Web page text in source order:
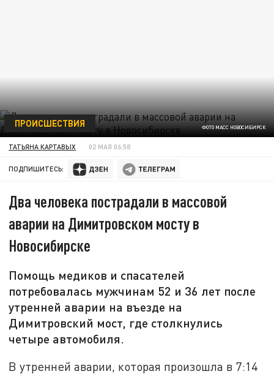
ФОТО МАСС НОВОСИБИРСК
ПРОИСШЕСТВИЯ
ТАТЬЯНА КАРТАВЫХ 02 МАЯ 06:58
ПОДПИШИТЕСЬ:
Два человека пострадали в массовой
аварии на Димитровском мосту в
Новосибирске
Помощь медиков и спасателей
потребовалась мужчинам 52 и 36 лет после
утренней аварии на въезде на
Димитровский мост, где столкнулись
четыре автомобиля.
В утренней аварии, которая произошла в 7:14